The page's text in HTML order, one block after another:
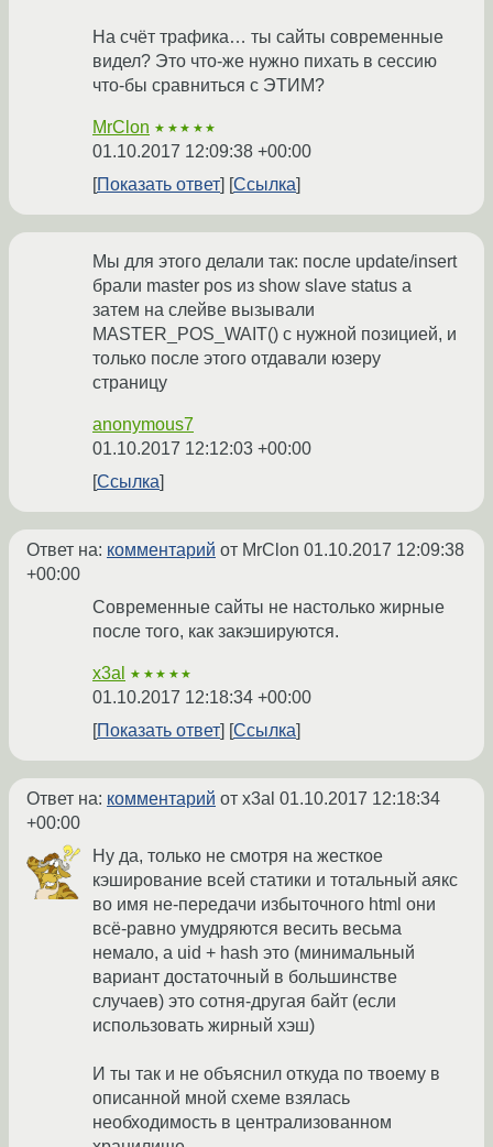
На счёт трафика… ты сайты современные
видел? Это что-же нужно пихать в сессию
что-бы сравниться с ЭТИМ?
MrClon ★★★★★
01.10.2017 12:09:38 +00:00
Показать ответ
Ссылка
Мы для этого делали так: после update/insert
брали master pos из show slave status а
затем на слейве вызывали
MASTER_POS_WAIT() с нужной позицией, и
только после этого отдавали юзеру
страницу
anonymous7
01.10.2017 12:12:03 +00:00
Ссылка
Ответ на: комментарий от MrClon 01.10.2017 12:09:38
+00:00
Современные сайты не настолько жирные
после того, как закэшируются.
x3al ★★★★★
01.10.2017 12:18:34 +00:00
Показать ответ
Ссылка
Ответ на: комментарий от x3al 01.10.2017 12:18:34
+00:00
Ну да, только не смотря на жесткое
кэширование всей статики и тотальный аякс
во имя не-передачи избыточного html они
всё-равно умудряются весить весьма
немало, а uid + hash это (минимальный
вариант достаточный в большинстве
случаев) это сотня-другая байт (если
использовать жирный хэш)
И ты так и не объяснил откуда по твоему в
описанной мной схеме взялась
необходимость в централизованном